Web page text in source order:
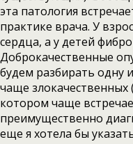
эта патология
практике врача. У
сердца, а у детей
Доброкачественные
будем разбирать одну
чаще злокачественных
котором чаще
преимущественно
еще я хотела бы